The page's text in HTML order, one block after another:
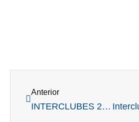
Anterior
INTERCLUBES 2017 : Jockey se tomó revancha